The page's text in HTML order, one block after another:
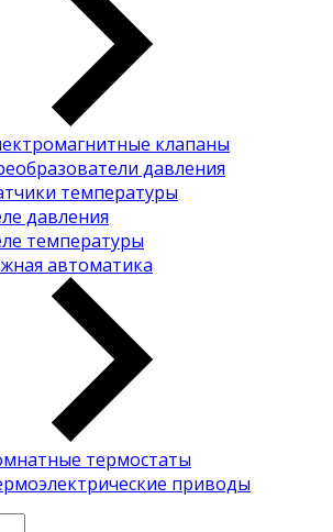
клапаны
давления
температуры
давления
температуры
автоматика
термостаты
приводы